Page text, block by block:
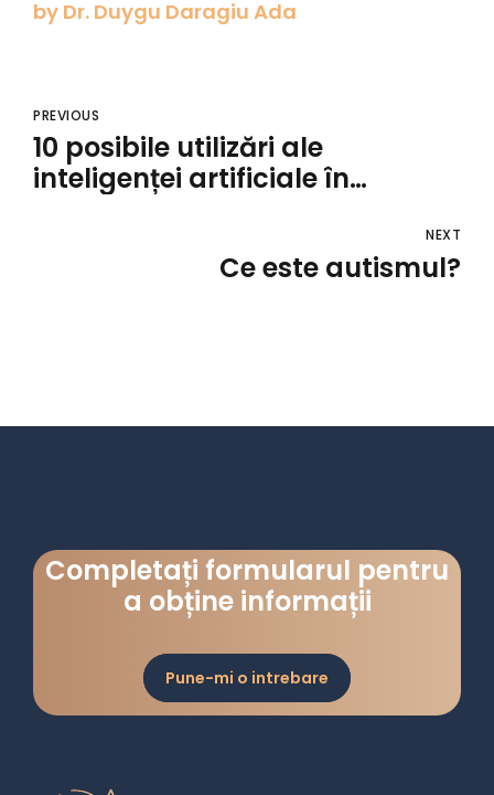
by Dr. Duygu Daragiu Ada
PREVIOUS
10 posibile utilizări ale
inteligenței artificiale în
NEXT
Ce este autismul?
Completați formularul pentru
a obține informații
Pune-mi o intrebare